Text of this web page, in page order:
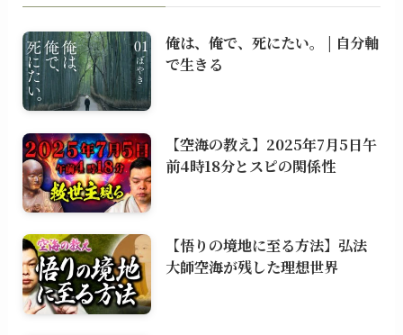
俺は、俺で、死にたい。 | 自分軸
で生きる
【空海の教え】2025年7月5日午
前4時18分とスピの関係性
【悟りの境地に至る方法】弘法
大師空海が残した理想世界